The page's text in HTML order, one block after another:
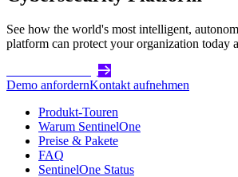
See how the world's most intelligent,
platform can protect your organization today
Demo anfordernKontakt aufnehmen
Produkt-Touren
Warum SentinelOne
Preise & Pakete
FAQ
SentinelOne Status